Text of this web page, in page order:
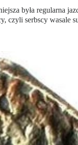
była regularna
czyli serbscy